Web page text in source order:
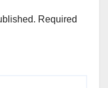
Required